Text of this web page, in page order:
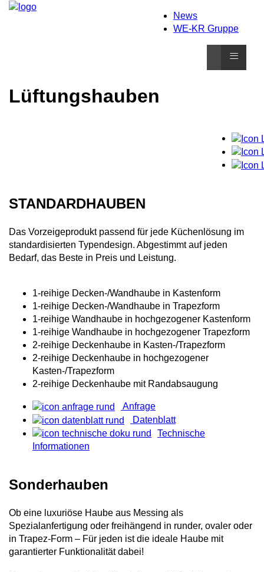
News
WE-KR Gruppe
≡
Lüftungshauben
STANDARDHAUBEN
Das Vorzeigeprodukt passend für jede Küchenlösung im
standardisierten Typendesign. Abgestimmt auf jeden
Bedarf, das Beste in Preis und Leistung.
1-reihige Decken-/Wandhaube in Kastenform
1-reihige Decken-/Wandhaube in Trapezform
1-reihige Wandhaube in hochgezogener Kastenform
1-reihige Wandhaube in hochgezogener Trapezform
2-reihige Deckenhaube in Kasten-/Trapezform
2-reihige Deckenhaube in hochgezogener
Kasten-/Trapezform
2-reihige Deckenhaube mit Randabsaugung
Anfrage
Datenblatt
Technische
Informationen
Sonderhauben
Ob eine luxuriöse Haube aus Messing als
Spezialanfertigung oder freihängend in runder, ovaler oder
in Trapez-Form – Für jeden ist die ideale Haube mit
garantierter Funktionalität dabei!